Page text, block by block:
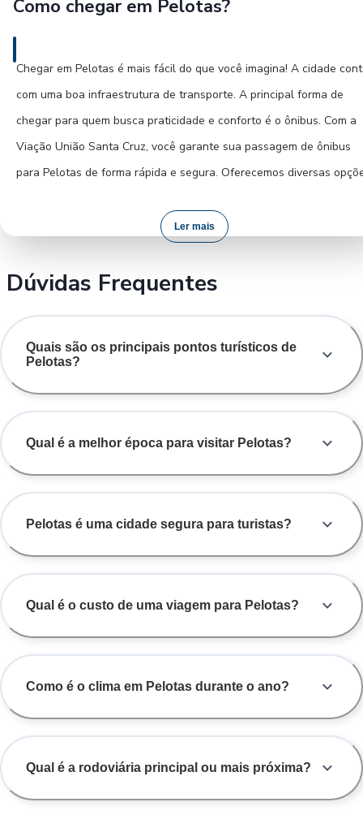
Para explorar a região da Lagoa dos Patos, como o Laranjal, os
Como chegar em Pelotas?
Chegar em Pelotas é mais fácil do que você imagina! A cidade
com uma boa infraestrutura de transporte. A principal forma de
chegar para quem busca praticidade e conforto é o ônibus. Com a
Viação União Santa Cruz, você garante sua passagem de ônibus
para Pelotas de forma rápida e segura. Oferecemos diversas
durante a viagem. Além disso, a compra da sua passagem online é
imprevistos. Viajar de ônibus com a gente é a certeza de uma
Ler mais
Dúvidas Frequentes
Quais são os principais pontos turísticos de
Pelotas?
Qual é a melhor época para visitar Pelotas?
Pelotas é uma cidade segura para turistas?
Qual é o custo de uma viagem para Pelotas?
Como é o clima em Pelotas durante o ano?
Qual é a rodoviária principal ou mais próxima?